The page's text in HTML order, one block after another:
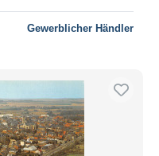
Gewerblicher Händler